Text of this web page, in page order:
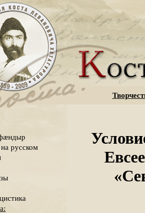
русском